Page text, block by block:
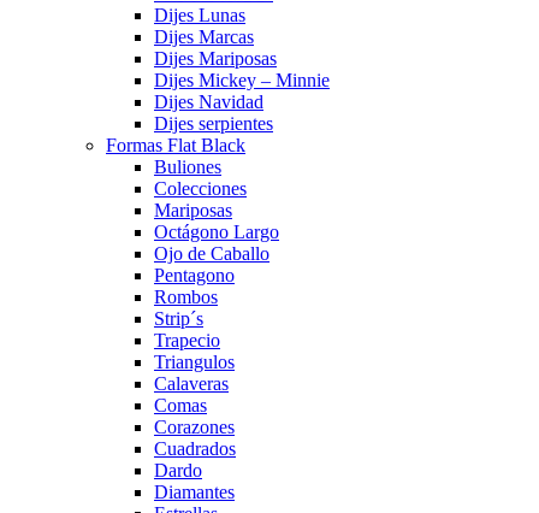
Dijes Lunas
Dijes Marcas
Dijes Mariposas
Dijes Mickey – Minnie
Dijes Navidad
Dijes serpientes
Formas Flat Black
Buliones
Colecciones
Mariposas
Octágono Largo
Ojo de Caballo
Pentagono
Rombos
Strip´s
Trapecio
Triangulos
Calaveras
Comas
Corazones
Cuadrados
Dardo
Diamantes